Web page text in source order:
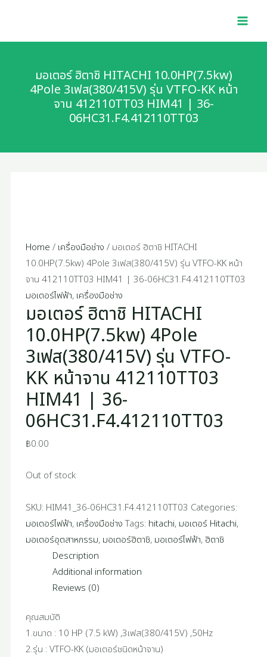
content
มอเตอร์ ฮิตาชิ HITACHI 10.0HP(7.5kw)
4Pole 3เฟส(380/415V) รุ่น VTFO-KK หน้า
จาน 412110TT03 HIM41 | 36-
06HC31.F4.412110TT03
Home / เครื่องมือช่าง / มอเตอร์ ฮิตาชิ HITACHI
10.0HP(7.5kw) 4Pole 3เฟส(380/415V) รุ่น VTFO-KK หน้า
จาน 412110TT03 HIM41 | 36-06HC31.F4.412110TT03
มอเตอร์ไฟฟ้า, เครื่องมือช่าง
มอเตอร์ ฮิตาชิ HITACHI
10.0HP(7.5kw) 4Pole
3เฟส(380/415V) รุ่น VTFO-
KK หน้าจาน 412110TT03
HIM41 | 36-
06HC31.F4.412110TT03
฿0.00
Out of stock
SKU: HIM41_36-06HC31.F4.412110TT03 Categories:
มอเตอร์ไฟฟ้า, เครื่องมือช่าง Tags: hitachi, มอเตอร์ Hitachi,
มอเตอร์อุตสาหกรรม, มอเตอร์ฮิตาชิ, มอเตอร์ไฟฟ้า,ฮิตาชิ
Description
Additional information
Reviews (0)
คุณสมบัติ
1.ขนาด : 10 HP (7.5 kW) ,3เฟส(380/415V) ,50Hz
2.รุ่น : VTFO-KK (มอเตอร์ชนิดหน้าจาน)